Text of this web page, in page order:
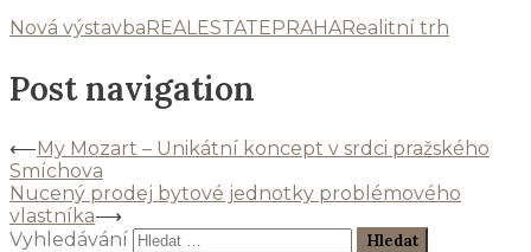
Nová výstavba REALESTATEPRAHARealitní trh
Post navigation
⟵My Mozart – Unikátní koncept v srdci pražského
Smíchova
Nucený prodej bytové jednotky problémového
vlastníka⟶
Vyhledávání